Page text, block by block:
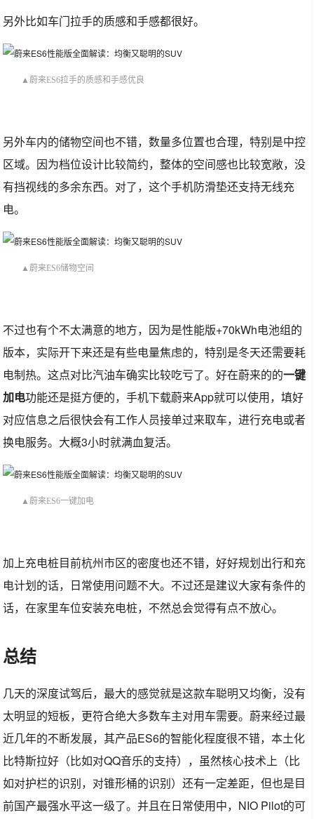
另外比如车门拉手的质感和手感都很好。
▲蔚来ES6拉手的质感和手感优良
另外车内的储物空间也不错，数量多位置也合理，特别是中控
区域。因为档位设计比较简约，整体的空间感也比较宽敞，没
有挡视线的多余东西。对了，这个手机防滑垫还支持无线充
电。
▲蔚来ES6储物空间
不过也有个不太满意的地方，因为是性能版+70kWh电池组的
版本，实际开下来还是有些电量焦虑的，特别是冬天还需要耗
电制热。这点对比汽油车确实比较吃亏了。好在蔚来的的一键
加电功能还是挺方便的，手机下载蔚来App就可以使用，填好
对应信息之后很快会有工作人员接单过来取车，进行充电或者
换电服务。大概3小时就满血复活。
▲蔚来ES6一键加电
加上充电桩目前杭州市区的密度也还不错，好好规划出行和充
电计划的话，日常使用问题不大。不过还是建议大家有条件的
话，在家里车位安装充电桩，不然总会觉得有点不放心。
总结
几天的深度试驾后，最大的感觉就是这款车聪明又均衡，没有
太明显的短板，更符合绝大多数车主对用车需要。蔚来经过最
近几年的不断发展，其产品ES6的智能化程度很不错，本土化
比特斯拉好（比如对QQ音乐的支持），虽然核心技术上（比
如对护栏的识别，对锥形桶的识别）还有一定差距，但也是目
前国产最强水平这一级了。并且在日常使用中，NIO Pilot的可